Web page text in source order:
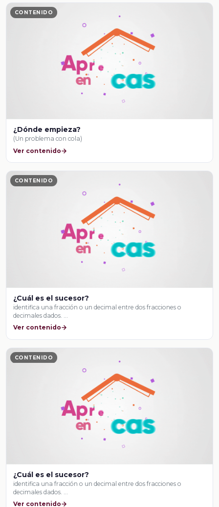
CONTENIDO
¿Dónde empieza?
(Un problema con cola)
Ver contenido
CONTENIDO
¿Cuál es el sucesor?
identifica una fracción o un decimal entre dos fracciones o
decimales dados. …
Ver contenido
CONTENIDO
¿Cuál es el sucesor?
identifica una fracción o un decimal entre dos fracciones o
decimales dados. …
Ver contenido